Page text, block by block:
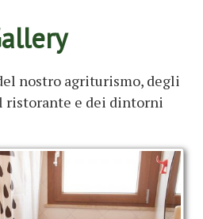
nostro agriturismo, degli
ristorante e dei dintorni